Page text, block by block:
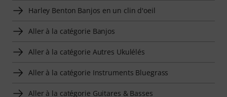
Harley Benton Banjos en un clin d'oeil
Aller à la catégorie Banjos
Aller à la catégorie Autres Ukulélés
Aller à la catégorie Instruments Bluegrass
Aller à la catégorie Guitares & Basses